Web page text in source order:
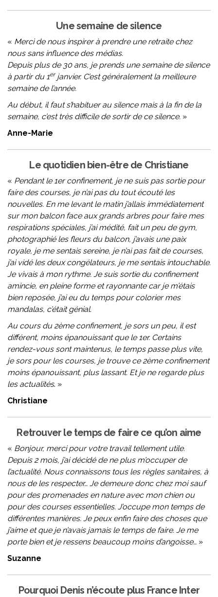
Une semaine de silence
« Merci de nous inspirer à prendre une retraite chez
nous sans influence des médias.
Depuis plus de 30 ans, je prends une semaine de silence
à partir du 1erjanvier. C’est généralement la meilleure
semaine de l’année.
Au début, il faut s’habituer au silence mais à la fin de la
semaine, c’est très difficile de sortir de ce silence. »
Anne-Marie
Le quotidien bien-être de Christiane
« Pendant le 1er confinement, je ne suis pas sortie pour
faire des courses, je n’ai pas du tout écouté les
nouvelles. En me levant le matin j’allais immédiatement
sur mon balcon face aux grands arbres pour faire mes
respirations spéciales, j’ai médité, fait un peu de gym,
photographié les fleurs du balcon, j’avais une paix
royale, je me sentais sereine, je n’ai pas fait de courses,
j’ai vidé les deux congélateurs, je me sentais intouchable.
Je vivais à mon rythme. Je suis sortie du confinement
amincie, en pleine forme et rayonnante car je m’étais
bien reposée, j’ai eu du temps pour colorier mes
mandalas, c’était génial.
Au cours du 2ème confinement, je sors un peu, il est
différent, moins épanouissant que le 1er. Certains
rendez-vous sont maintenus, le temps passe plus vite,
je sors pour les courses, je trouve ce 2ème confinement
moins épanouissant, plus lassant. Et je ne regarde plus
les actualités. »
Christiane
Retrouver le temps de faire ce qu’on aime
« Bonjour, merci pour votre travail tellement utile.
Depuis 2 mois, j’ai décidé de ne plus m’occuper de
l’actualité. Nous connaissons tous les règles sanitaires, à
nous de les respecter… Je demeure donc chez moi sauf
pour des promenades en nature avec mon chien ou
pour des courses essentielles. J’occupe mon temps de
différentes manières. Je peux enfin faire des choses que
j’aime et que je n’avais jamais le temps de faire. Je me
porte bien et je ressens beaucoup moins d’angoisse… »
Suzanne
Pourquoi Denis n’écoute plus France Inter